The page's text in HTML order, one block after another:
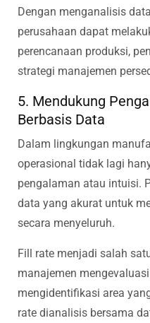
Dengan menganalisis
perusahaan dapat
perencanaan produksi,
strategi manajemen
5. Mendukung
Berbasis Data
Dalam lingkungan
operasional tidak lagi
pengalaman atau intuisi.
data yang akurat untuk
secara menyeluruh.
Fill rate menjadi salah
manajemen
mengidentifikasi area
rate dianalisis bersama